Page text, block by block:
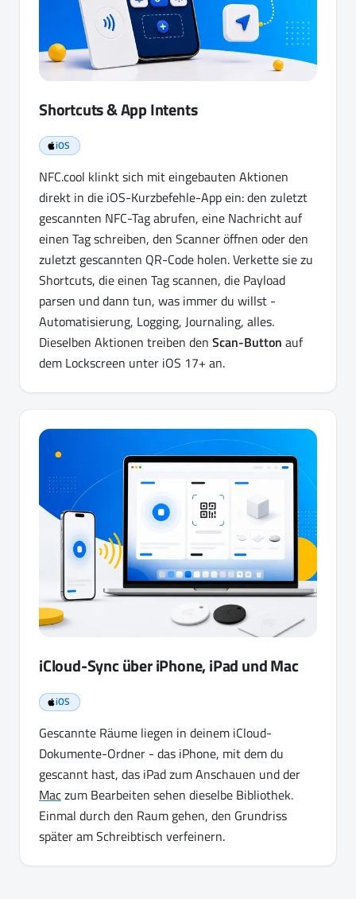
Shortcuts & App Intents
iOS
NFC.cool klinkt sich mit eingebauten Aktionen
direkt in die iOS-Kurzbefehle-App ein: den zuletzt
gescannten NFC-Tag abrufen, eine Nachricht auf
einen Tag schreiben, den Scanner öffnen oder den
zuletzt gescannten QR-Code holen. Verkette sie zu
Shortcuts, die einen Tag scannen, die Payload
parsen und dann tun, was immer du willst -
Automatisierung, Logging, Journaling, alles.
Dieselben Aktionen treiben den Scan-Button auf
dem Lockscreen unter iOS 17+ an.
iCloud-Sync über iPhone, iPad und Mac
iOS
Gescannte Räume liegen in deinem iCloud-
Dokumente-Ordner - das iPhone, mit dem du
gescannt hast, das iPad zum Anschauen und der
Maczum Bearbeiten sehen dieselbe Bibliothek.
Einmal durch den Raum gehen, den Grundriss
später am Schreibtisch verfeinern.